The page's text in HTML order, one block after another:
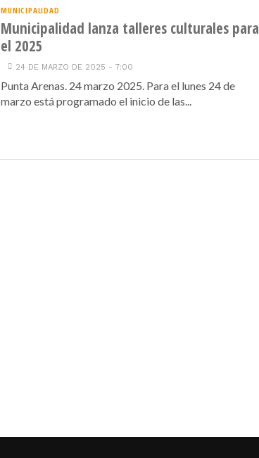
MUNICIPALIDAD
Municipalidad lanza talleres culturales para
el 2025
24 DE MARZO DE 2025 - 7:00
Punta Arenas. 24 marzo 2025. Para el lunes 24 de
marzo está programado el inicio de las...